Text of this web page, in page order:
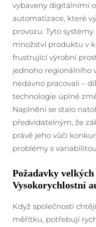
vybaveny digitálními
automatizace, které
provozu. Tyto
množství produktu v
frustrující výrobní
jednoho regionálního
nedávno pracovali –
technologie úplně
Naplnění se stalo
předvídatelným, že
právě jeho vůči
problémy s
Požadavky
Vysokorychlostní
Když společnosti
měřítku, potřebují